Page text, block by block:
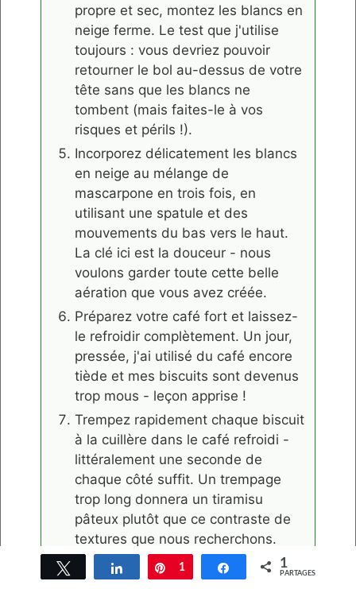
propre et sec, montez les blancs en
neige ferme. Le test que j'utilise
toujours : vous devriez pouvoir
retourner le bol au-dessus de votre
tête sans que les blancs ne
tombent (mais faites-le à vos
risques et périls !).
Incorporez délicatement les blancs
en neige au mélange de
mascarpone en trois fois, en
utilisant une spatule et des
mouvements du bas vers le haut.
La clé ici est la douceur - nous
voulons garder toute cette belle
aération que vous avez créée.
Préparez votre café fort et laissez-
le refroidir complètement. Un jour,
pressée, j'ai utilisé du café encore
tiède et mes biscuits sont devenus
trop mous - leçon apprise !
Trempez rapidement chaque biscuit
à la cuillère dans le café refroidi -
littéralement une seconde de
chaque côté suffit. Un trempage
trop long donnera un tiramisu
pâteux plutôt que ce contraste de
textures que nous recherchons.
Disposez une couche de biscuits
trempés au fond de votre plat, en
Tweetez Partagez Épingle
1 Partagez1
PARTAGES